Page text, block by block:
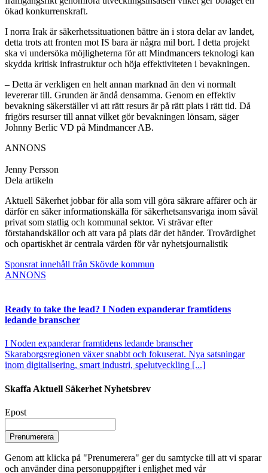
ökad konkurrenskraft.
I norra Irak är säkerhetssituationen bättre än i stora delar av landet,
detta trots att fronten mot IS bara är några mil bort. I detta projekt
ska vi undersöka möjligheterna för att Mindmancers teknologi kan
skydda kritisk infrastruktur och höja effektiviteten i bevakningen.
– Detta är verkligen en helt annan marknad än den vi normalt
levererar till. Grunden är ändå densamma. Genom en effektiv
bevakning säkerställer vi att rätt resurs är på rätt plats i rätt tid. Då
frigörs resurser till annat vilket gör bevakningen lönsam, säger
Johnny Berlic VD på Mindmancer AB.
ANNONS
Jenny Persson
Dela artikeln
Aktuell Säkerhet jobbar för alla som vill göra säkrare affärer och är
därför en säker informationskälla för säkerhetsansvariga inom såväl
privat som statlig och kommunal sektor. Vi strävar efter
förstahandskällor och att vara på plats där det händer. Trovärdighet
och opartiskhet är centrala värden för vår nyhetsjournalistik
Sponsrat innehåll från Skövde kommun
ANNONS
Ready to take the lead? I Noden expanderar framtidens
ledande branscher
I Noden expanderar framtidens ledande branscher
Skaraborgsregionen växer snabbt och fokuserat. Nya satsningar
inom digitalisering, smart industri, spelutveckling [...]
Skaffa Aktuell Säkerhet Nyhetsbrev
Epost
Prenumerera
Genom att klicka på "Prenumerera" ger du samtycke till att vi sparar
och använder dina personuppgifter i enlighet med vår